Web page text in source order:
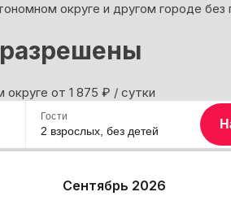
округе и другом городе без
oт 1 875 ₽ / сутки
Сентябрь 2026
Гости
2 взрослых, без детей